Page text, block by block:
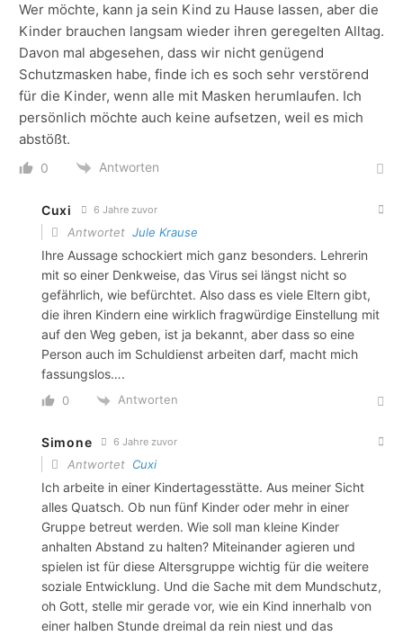
Wer möchte, kann ja sein Kind zu Hause lassen, aber die
Kinder brauchen langsam wieder ihren geregelten Alltag.
Davon mal abgesehen, dass wir nicht genügend
Schutzmasken habe, finde ich es soch sehr verstörend
für die Kinder, wenn alle mit Masken herumlaufen. Ich
persönlich möchte auch keine aufsetzen, weil es mich
abstößt.
0 Antworten
Cuxi 6 Jahre zuvor
Antwortet Jule Krause
Ihre Aussage schockiert mich ganz besonders. Lehrerin
mit so einer Denkweise, das Virus sei längst nicht so
gefährlich, wie befürchtet. Also dass es viele Eltern gibt,
die ihren Kindern eine wirklich fragwürdige Einstellung mit
auf den Weg geben, ist ja bekannt, aber dass so eine
Person auch im Schuldienst arbeiten darf, macht mich
fassungslos….
0 Antworten
Simone 6 Jahre zuvor
Antwortet Cuxi
Ich arbeite in einer Kindertagesstätte. Aus meiner Sicht
alles Quatsch. Ob nun fünf Kinder oder mehr in einer
Gruppe betreut werden. Wie soll man kleine Kinder
anhalten Abstand zu halten? Miteinander agieren und
spielen ist für diese Altersgruppe wichtig für die weitere
soziale Entwicklung. Und die Sache mit dem Mundschutz,
oh Gott, stelle mir gerade vor, wie ein Kind innerhalb von
einer halben Stunde dreimal da rein niest und das